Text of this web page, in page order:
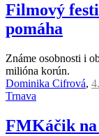
Filmový
pomáha
Známe osobnosti i
milióna korún.
Dominika Cifrová,
Trnava
FMKáčik na